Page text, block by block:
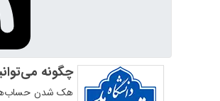
چگونه
هک شدن